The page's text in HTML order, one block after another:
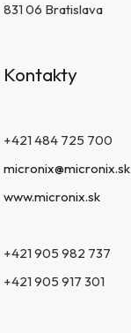
831 06 Bratislava
Kontakty
+421 484 725 700
micronix@micronix.sk
www.micronix.sk
+421 905 982 737
+421 905 917 301